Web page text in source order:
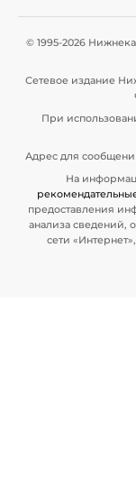
© 1995-2026
Сетевое издание
При
Адрес для
На
предоставления
анализа сведений,
сети